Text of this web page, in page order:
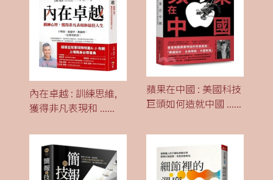
內在卓越 : 訓練思維,
獲得非凡表現和 ......
蘋果在中國 : 美國科技
巨頭如何造就中國 ......